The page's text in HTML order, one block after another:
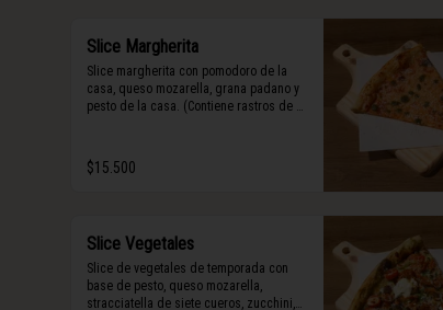
Slice Margherita
Slice margherita con pomodoro de la
casa, queso mozarella, grana padano y
pesto de la casa. (Contiene rastros de
$15.500
Slice Vegetales
Slice de vegetales de temporada con
base de pesto, queso mozarella,
stracciatella de siete cueros, zucchini,